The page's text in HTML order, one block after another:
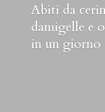
Abiti da
damigelle e
in un giorno